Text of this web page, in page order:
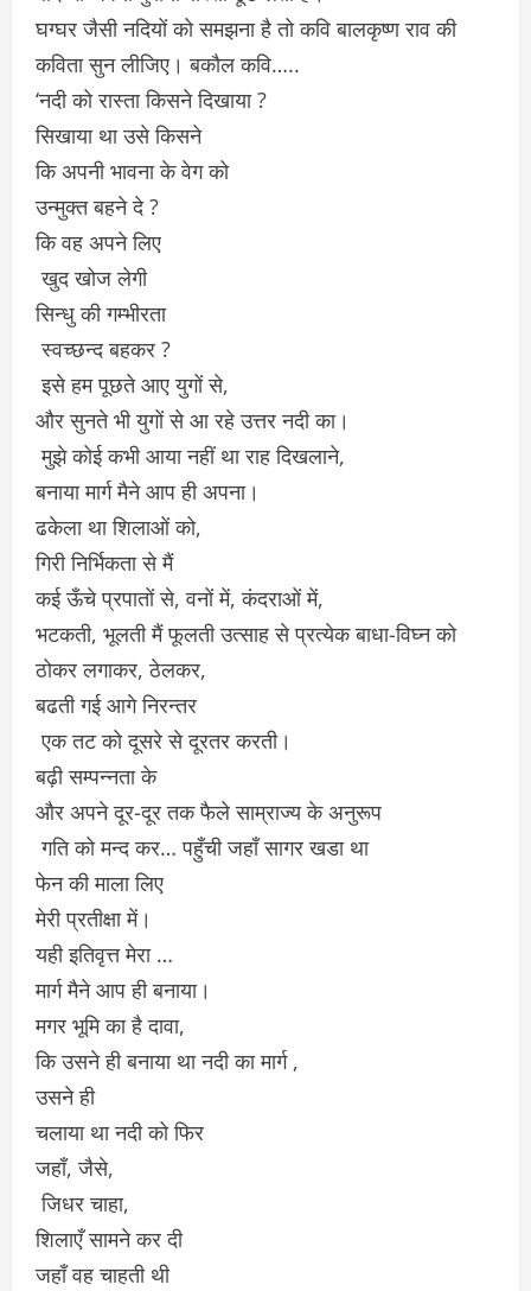
घग्घर जैसी नदियों को समझना है तो कवि बालकृष्ण राव की
कविता सुन लीजिए। बकौल कवि…..
‘नदी को रास्ता किसने दिखाया ?
सिखाया था उसे किसने
कि अपनी भावना के वेग को
उन्मुक्त बहने दे ?
कि वह अपने लिए
खुद खोज लेगी
सिन्धु की गम्भीरता
स्वच्छन्द बहकर ?
इसे हम पूछते आए युगों से,
और सुनते भी युगों से आ रहे उत्तर नदी का।
मुझे कोई कभी आया नहीं था राह दिखलाने,
बनाया मार्ग मैने आप ही अपना।
ढकेला था शिलाओं को,
गिरी निर्भिकता से मैं
कई ऊँचे प्रपातों से, वनों में, कंदराओं में,
भटकती, भूलती मैं फूलती उत्साह से प्रत्येक बाधा-विघ्न को
ठोकर लगाकर, ठेलकर,
बढती गई आगे निरन्तर
एक तट को दूसरे से दूरतर करती।
बढ़ी सम्पन्नता के
और अपने दूर-दूर तक फैले साम्राज्य के अनुरूप
गति को मन्द कर… पहुँची जहाँ सागर खडा था
फेन की माला लिए
मेरी प्रतीक्षा में।
यही इतिवृत्त मेरा …
मार्ग मैने आप ही बनाया।
मगर भूमि का है दावा,
कि उसने ही बनाया था नदी का मार्ग ,
उसने ही
चलाया था नदी को फिर
जहाँ, जैसे,
जिधर चाहा,
शिलाएँ सामने कर दी
जहाँ वह चाहती थी